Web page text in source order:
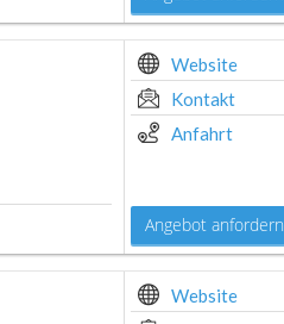
Website
Kontakt
Anfahrt
Angebot anfordern
Website